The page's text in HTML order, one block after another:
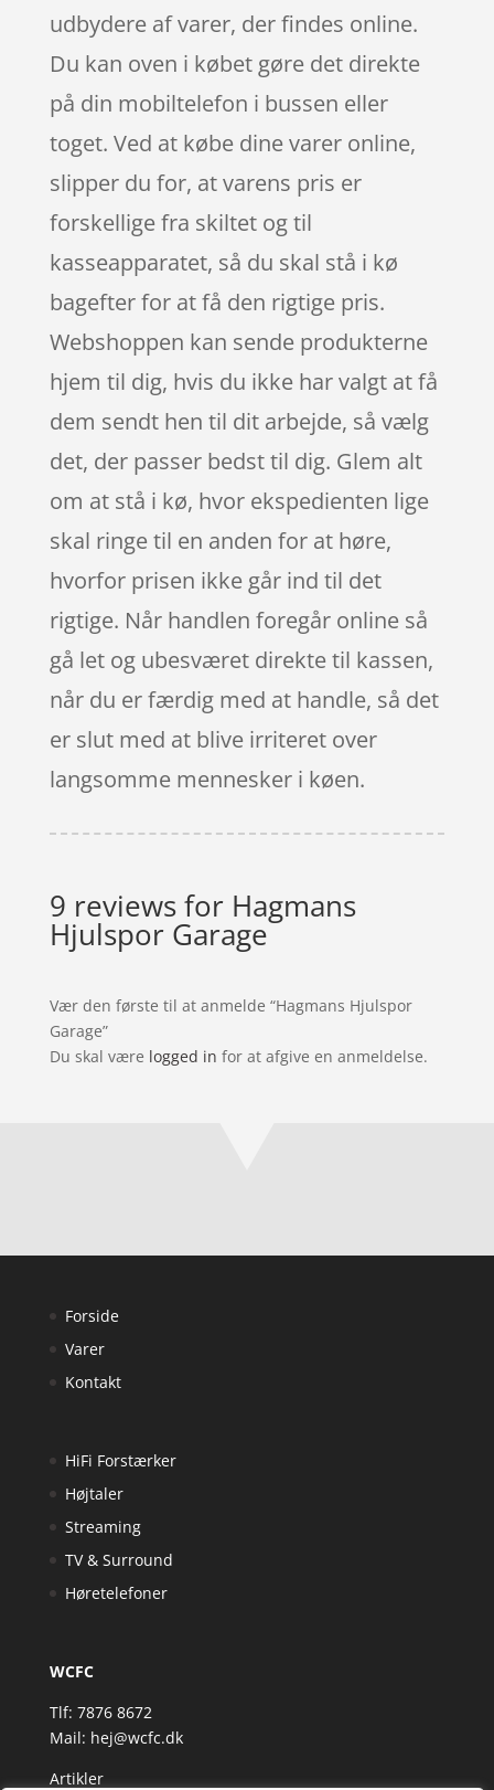
udbydere af varer, der findes online.
Du kan oven i købet gøre det direkte
på din mobiltelefon i bussen eller
toget. Ved at købe dine varer online,
slipper du for, at varens pris er
forskellige fra skiltet og til
kasseapparatet, så du skal stå i kø
bagefter for at få den rigtige pris.
Webshoppen kan sende produkterne
hjem til dig, hvis du ikke har valgt at få
dem sendt hen til dit arbejde, så vælg
det, der passer bedst til dig. Glem alt
om at stå i kø, hvor ekspedienten lige
skal ringe til en anden for at høre,
hvorfor prisen ikke går ind til det
rigtige. Når handlen foregår online så
gå let og ubesværet direkte til kassen,
når du er færdig med at handle, så det
er slut med at blive irriteret over
langsomme mennesker i køen.
9 reviews for Hagmans
Hjulspor Garage
Vær den første til at anmelde “Hagmans Hjulspor
Garage”
Du skal være logged in for at afgive en anmeldelse.
Forside
Varer
Kontakt
HiFi Forstærker
Højtaler
Streaming
TV & Surround
Høretelefoner
WCFC
Tlf: 7876 8672
Mail: hej@wcfc.dk
Artikler